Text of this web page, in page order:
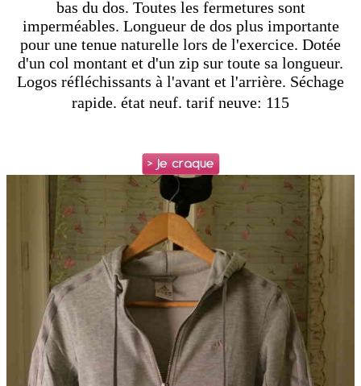
bas du dos. Toutes les fermetures sont
imperméables. Longueur de dos plus importante
pour une tenue naturelle lors de l'exercice. Dotée
d'un col montant et d'un zip sur toute sa longueur.
Logos réfléchissants à l'avant et l'arrière. Séchage
rapide. état neuf. tarif neuve: 115